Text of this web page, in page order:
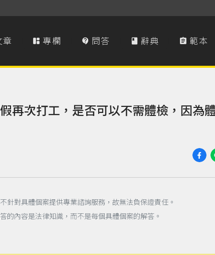
章  專欄  問答  辭典  範本
再次打工，是否可以不需體檢，因為
針對具體個案提供專業諮詢服務，故無法負保證責任。
的內容是法律知識，而不是每個具體個案的解答。